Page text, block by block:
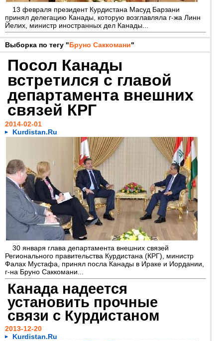
13 февраля президент Курдистана Масуд Барзани
принял делегацию Канады, которую возглавляла г-жа Линн
Йелих, министр иностранных дел Канады...
Выборка по тегу "Бруно Саккомани"
Посол Канады
встретился с главой
департамента внешних
связей КРГ
2014-02-01
Kurdistan.Ru
30 января глава департамента внешних связей
Регионального правительства Курдистана (КРГ), министр
Фалах Мустафа, принял посла Канады в Ираке и Иордании,
г-на Бруно Саккомани...
Канада надеется
установить прочные
связи с Курдистаном
2013-12-20
Kurdistan.Ru